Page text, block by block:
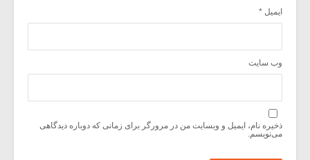
ایمیل *
وب‌ سایت
ذخیره نام، ایمیل و وبسایت من در مرورگر برای زمانی که دوباره دیدگاهی
می‌نویسم.